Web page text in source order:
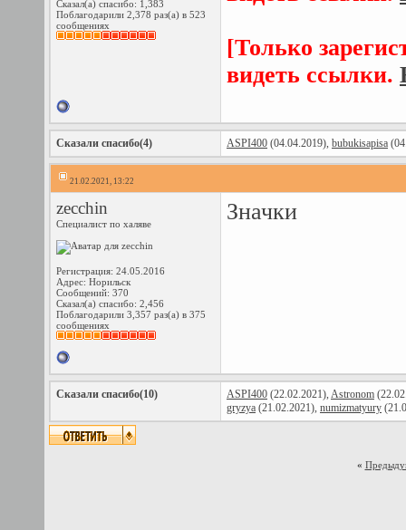
Сказал(а) спасибо: 1,383
Поблагодарили 2,378 раз(а) в 523
сообщениях
[Только
видеть ссылки.
Сказали спасибо(4) ASPI400 (04.04.2019), bubukisapisa
21.02.2021, 13:22
zecchin
Специалист по халяве
Регистрация: 24.05.2016
Адрес: Норильск
Сообщений: 370
Сказал(а) спасибо: 2,456
Поблагодарили 3,357 раз(а) в 375
сообщениях
Значки
Сказали спасибо(10) ASPI400 (22.02.2021), Astronom
gryzya (21.02.2021), numizmatyury
«